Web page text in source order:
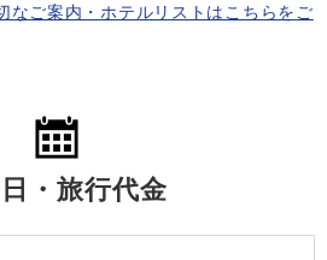
ご案内・ホテルリストはこちらをご
・旅行代金